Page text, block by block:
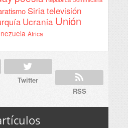
Siriatelevisión
Ucrania Unión
África
Twitter
RSS